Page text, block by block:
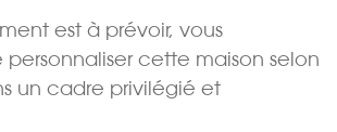
est à prévoir, vous
cette maison selon
un cadre privilégié et